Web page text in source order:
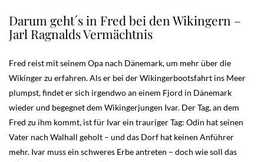
Darum geht´s in Fred bei den Wikingern –
Jarl Ragnalds Vermächtnis
Fred reist mit seinem Opa nach Dänemark, um mehr über die
Wikinger zu erfahren. Als er bei der Wikingerbootsfahrt ins Meer
plumpst, findet er sich irgendwo an einem Fjord in Dänemark
wieder und begegnet dem Wikingerjungen Ivar. Der Tag, an dem
Fred zu ihm kommt, ist für Ivar ein trauriger Tag: Odin hat seinen
Vater nach Walhall geholt – und das Dorf hat keinen Anführer
mehr. Ivar muss ein schweres Erbe antreten – doch wie soll das